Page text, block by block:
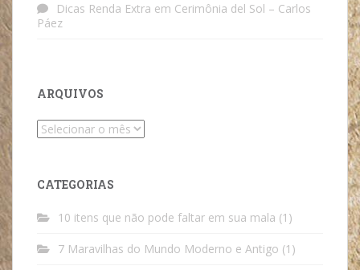
Dicas Renda Extra em Cerimônia del Sol – Carlos
Páez
ARQUIVOS
Arquivos
CATEGORIAS
10 itens que não pode faltar em sua mala (1)
7 Maravilhas do Mundo Moderno e Antigo (1)